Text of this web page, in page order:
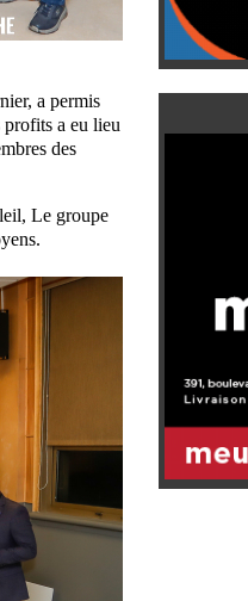
a permis
profits a eu lieu
des
Le groupe